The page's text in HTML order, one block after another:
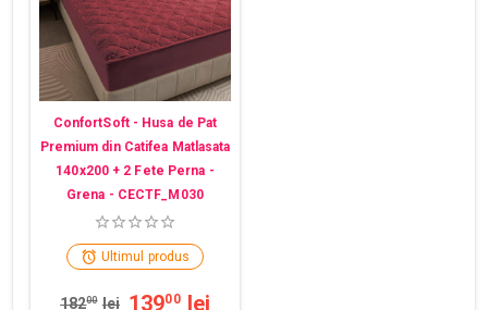
ConfortSoft - Husa de Pat
Premium din Catifea Matlasata
140x200 + 2 Fete Perna -
Grena - CECTF_M030
Ultimul produs
18200 lei 13900 lei